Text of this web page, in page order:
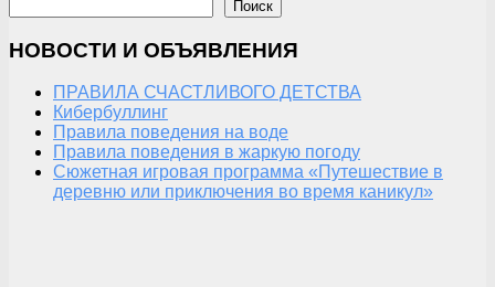
Поиск
НОВОСТИ И ОБЪЯВЛЕНИЯ
ПРАВИЛА СЧАСТЛИВОГО ДЕТСТВА
Кибербуллинг
Правила поведения на воде
Правила поведения в жаркую погоду
Сюжетная игровая программа «Путешествие в
деревню или приключения во время каникул»